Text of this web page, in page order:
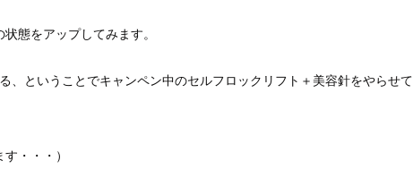
態をアップしてみます。
、ということでキャンペン中のセルフロックリフト＋美容針をやらせて
・・・）